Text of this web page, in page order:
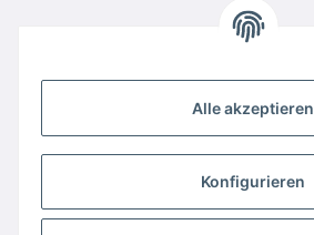
Alle akzeptieren
Konfigurieren